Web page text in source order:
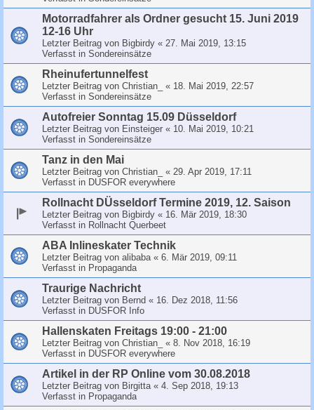
Motorradfahrer als Ordner gesucht 15. Juni 2019
12-16 Uhr
Letzter Beitrag von Bigbirdy « 27. Mai 2019, 13:15
Verfasst in Sondereinsätze
Rheinufertunnelfest
Letzter Beitrag von Christian_ « 18. Mai 2019, 22:57
Verfasst in Sondereinsätze
Autofreier Sonntag 15.09 Düsseldorf
Letzter Beitrag von Einsteiger « 10. Mai 2019, 10:21
Verfasst in Sondereinsätze
Tanz in den Mai
Letzter Beitrag von Christian_ « 29. Apr 2019, 17:11
Verfasst in DUSFOR everywhere
Rollnacht DÜsseldorf Termine 2019, 12. Saison
Letzter Beitrag von Bigbirdy « 16. Mär 2019, 18:30
Verfasst in Rollnacht Querbeet
ABA Inlineskater Technik
Letzter Beitrag von alibaba« 6. Mär 2019, 09:11
Verfasst in Propaganda
Traurige Nachricht
Letzter Beitrag von Bernd « 16. Dez 2018, 11:56
Verfasst in DUSFOR Info
Hallenskaten Freitags 19:00 - 21:00
Letzter Beitrag von Christian_ « 8. Nov 2018, 16:19
Verfasst in DUSFOR everywhere
Artikel in der RP Online vom 30.08.2018
Letzter Beitrag von Birgitta« 4. Sep 2018, 19:13
Verfasst in Propaganda